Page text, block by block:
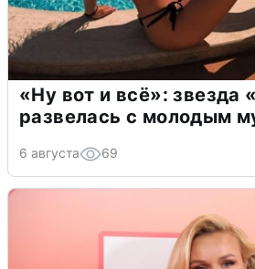
«Ну вот и всё»: звезда
развелась с молодым
6 августа 69